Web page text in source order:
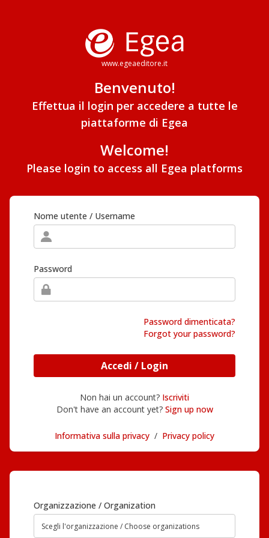
www.egeaeditore.it
Benvenuto!
Effettua il login per accedere a tutte le
piattaforme di Egea
Welcome!
Please login to access all Egea platforms
Nome utente / Username
Password
Password dimenticata?
Forgot your password?
Accedi / Login
Non hai un account? Iscriviti
Don't have an account yet? Sign up now
Informativa sulla privacy / Privacy policy
Organizzazione / Organization